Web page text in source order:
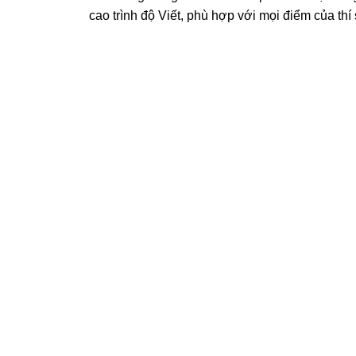
cao trình độ Viết, phù hợp với mọi điểm của thí